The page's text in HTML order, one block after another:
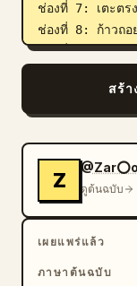
ช่องที่ 7: เตะตร
ช่องที่ 8: ก้าวถอ
ช่องที่ 9: ปัดป้อง
ช่องที่ 11: หมุนตั
เคลื่อนไหวแบบวง
ช่องที่ 13: เคลื่อ
ช่องที่ 14: ลุกขึ้น
เคลื่อนไหวขึ้นด้าน
ช่องที่ 15: ท่าล็อ
ป้องกัน
ช่องที่ 16: ท่าจบ
สร้า
Z ดูต้นฉบับ
เผยแพร่แล้ว
ภาษาต้นฉบับ